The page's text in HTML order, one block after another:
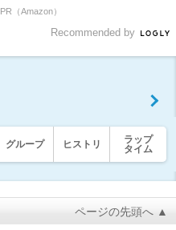
PR（Amazon）
Recommended by
グループ ヒストリ
ラップ
タイム
ページの先頭へ ▲